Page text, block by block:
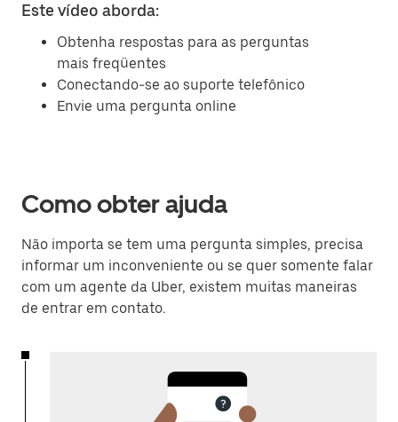
Este vídeo aborda:
Obtenha respostas para as perguntas
mais freqüentes
Conectando-se ao suporte telefônico
Envie uma pergunta online
Como obter ajuda
Não importa se tem uma pergunta simples, precisa
informar um inconveniente ou se quer somente falar
com um agente da Uber, existem muitas maneiras
de entrar em contato.